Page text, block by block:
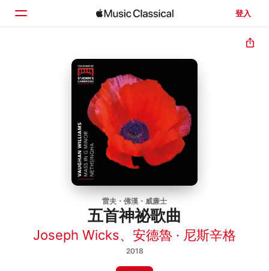
登入
雷夫・佛漢・威廉士
五首神祕歌曲
Joseph Wicks、 安德魯 · 尼斯辛格
2018